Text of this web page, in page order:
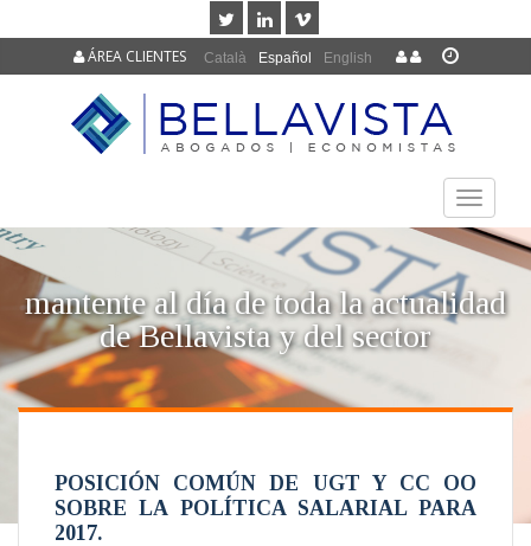
Català Español English
ÁREA CLIENTES
TOGGLE
mantente al día de toda la actualidad
de Bellavista y del sector
POSICIÓN COMÚN DE UGT Y CC OO
SOBRE LA POLÍTICA SALARIAL PARA
2017.